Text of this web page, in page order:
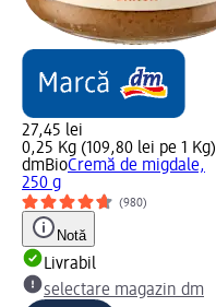
27,45 lei
0,25 Kg (109,80 lei pe 1 Kg)
dmBioCremă de migdale,
250 g
(980)
Notă
Livrabil
selectare magazin dm